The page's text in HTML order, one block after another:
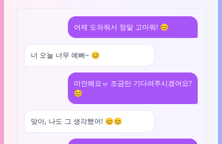
어제 도와줘서 정말 고마워! 😊
너 오늘 너무 예뻐~ 😊
미안해요ㅠ 조금만 기다려주시겠어요?
😊
맞아, 나도 그 생각했어! 😊😊